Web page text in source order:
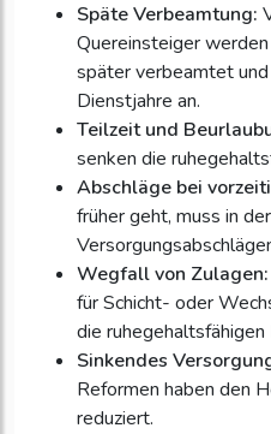
Späte Verbeamtung:
Quereinsteiger
später verbeamtet
Dienstjahre an.
Teilzeit und
senken die
Abschläge bei
früher geht, muss in
Wegfall von Zulagen:
für Schicht- oder
die ruhegehaltsfähigen
Sinkendes
Reformen haben den
reduziert.